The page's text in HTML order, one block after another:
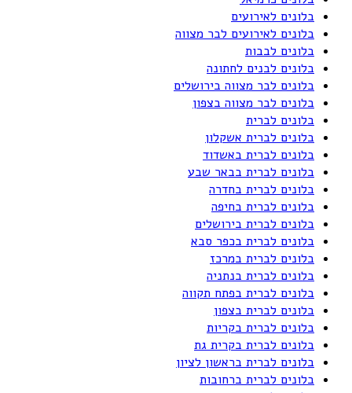
בלונים לאירועים
בלונים לאירועים לבר מצווה
בלונים לבבות
בלונים לבנים לחתונה
בלונים לבר מצווה בירושלים
בלונים לבר מצווה בצפון
בלונים לברית
בלונים לברית אשקלון
בלונים לברית באשדוד
בלונים לברית בבאר שבע
בלונים לברית בחדרה
בלונים לברית בחיפה
בלונים לברית בירושלים
בלונים לברית בכפר סבא
בלונים לברית במרכז
בלונים לברית בנתניה
בלונים לברית בפתח תקווה
בלונים לברית בצפון
בלונים לברית בקריות
בלונים לברית בקרית גת
בלונים לברית בראשון לציון
בלונים לברית ברחובות